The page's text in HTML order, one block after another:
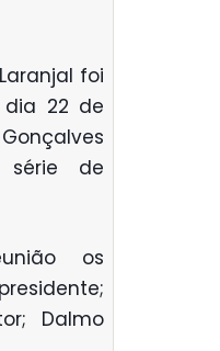
foi
22 de
série de
os
Dalmo